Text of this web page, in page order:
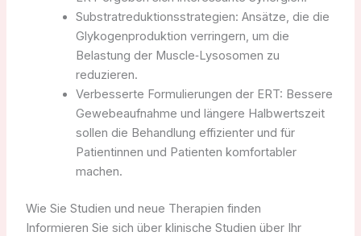
Substratreduktionsstrategien: Ansätze, die die
Glykogenproduktion verringern, um die
Belastung der Muscle‑Lysosomen zu
reduzieren.
Verbesserte Formulierungen der ERT: Bessere
Gewebeaufnahme und längere Halbwertszeit
sollen die Behandlung effizienter und für
Patientinnen und Patienten komfortabler
machen.
Wie Sie Studien und neue Therapien finden
Informieren Sie sich über klinische Studien über Ihr